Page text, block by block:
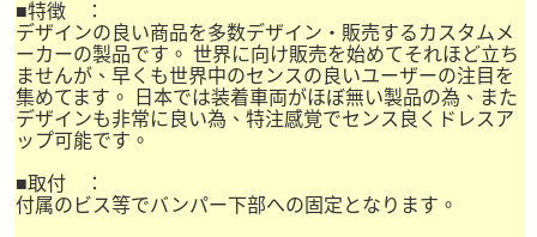
■特徴 ：
デザインの良い商品を多数デザイン・販売するカスタムメ
ーカーの製品です。 世界に向け販売を始めてそれほど立ち
ませんが、早くも世界中のセンスの良いユーザーの注目を
集めてます。 日本では装着車両がほぼ無い製品の為、また
デザインも非常に良い為、特注感覚でセンス良くドレスア
ップ可能です。
■取付 ：
付属のビス等でバンパー下部への固定となります。